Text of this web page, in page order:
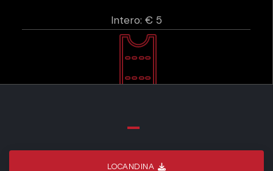
Intero: € 5
LOCANDINA